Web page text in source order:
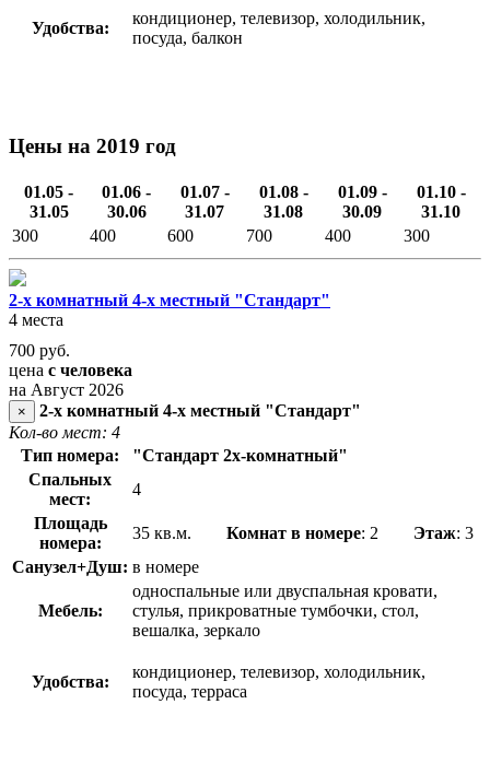
Удобства:
кондиционер, телевизор, холодильник,
посуда, балкон
Цены на 2019 год
01.05 -
31.05
01.06 -
30.06
01.07 -
31.07
01.08 -
31.08
01.09 -
30.09
01.10 -
31.10
300
400 600 700 400 300
2-х комнатный 4-х местный "Стандарт"
4 места
700 руб.
цена с человека
на Август 2026
×
2-х комнатный 4-х местный "Стандарт"
Кол-во мест: 4
Тип номера:
"Стандарт 2х-комнатный"
Спальных
мест:
4
Площадь
номера:
35 кв.м. Комнат в номере: 2 Этаж: 3
Санузел+Душ: в номере
Мебель:
односпальные или двуспальная кровати,
стулья, прикроватные тумбочки, стол,
вешалка, зеркало
Удобства:
кондиционер, телевизор, холодильник,
посуда, терраса